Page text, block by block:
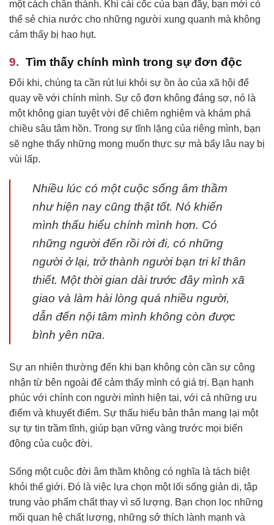
một cách chân thành. Khi cái cốc của bạn đầy, bạn mới có
thể sẻ chia nước cho những người xung quanh mà không
cảm thấy bị hao hụt.
Tìm thấy chính mình trong sự đơn độc
Đôi khi, chúng ta cần rút lui khỏi sự ồn ào của xã hội để
quay về với chính mình. Sự cô đơn không đáng sợ, nó là
một không gian tuyệt vời để chiêm nghiệm và khám phá
chiều sâu tâm hồn. Trong sự tĩnh lặng của riêng mình, bạn
sẽ nghe thấy những mong muốn thực sự mà bấy lâu nay bị
vùi lấp.
Nhiều lúc có một cuộc sống âm thầm
như hiện nay cũng thật tốt. Nó khiến
mình thấu hiểu chính mình hơn. Có
những người đến rồi rời đi, có những
người ở lại, trở thành người bạn tri kỉ thân
thiết. Một thời gian dài trước đây mình xã
giao và làm hài lòng quá nhiều người,
dẫn đến nội tâm mình không còn được
bình yên nữa.
Sự an nhiên thường đến khi bạn không còn cần sự công
nhận từ bên ngoài để cảm thấy mình có giá trị. Bạn hạnh
phúc với chính con người mình hiện tại, với cả những ưu
điểm và khuyết điểm. Sự thấu hiểu bản thân mang lại một
sự tự tin trầm tĩnh, giúp bạn vững vàng trước mọi biến
động của cuộc đời.
Sống một cuộc đời âm thầm không có nghĩa là tách biệt
khỏi thế giới. Đó là việc lựa chọn một lối sống giản dị, tập
trung vào phẩm chất thay vì số lượng. Bạn chọn lọc những
mối quan hệ chất lượng, những sở thích lành mạnh và